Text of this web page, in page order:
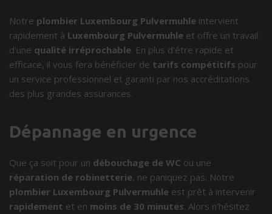
Notre plombier Luxembourg Pulvermuhle intervient
rapidement à Luxembourg Pulvermuhle et offre un travail
d'une qualité irréprochable. En plus d'être rapide et
efficace, il vous fera bénéficier de tarifs compétitifs pour
un service professionnel et garanti par nos accréditations
des plus grandes assurances.
Dépannage en urgence
Que ça soit pour un débouchage de WC ou une
réparation de robinetterie, ne paniquez pas. Notre
plombier Luxembourg Pulvermuhle est prêt à intervenir
rapidement et en moins de 30 minutes. Alors n'hésitez